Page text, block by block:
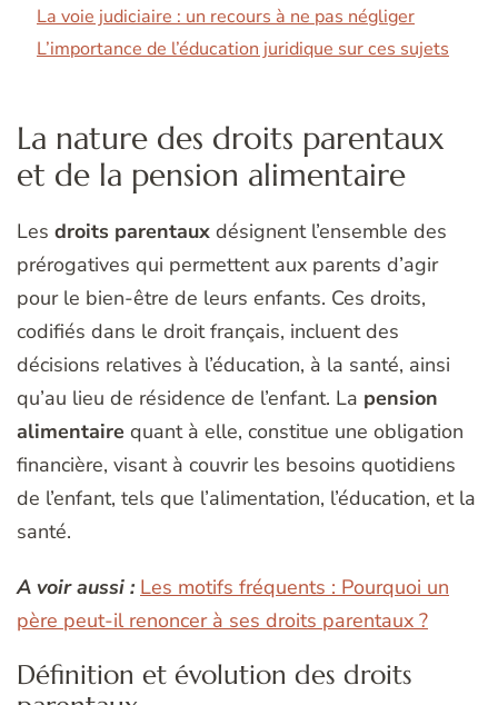
La voie judiciaire : un recours à ne pas négliger
L’importance de l’éducation juridique sur ces sujets
La nature des droits parentaux
et de la pension alimentaire
Les droits parentaux désignent l’ensemble des
prérogatives qui permettent aux parents d’agir
pour le bien-être de leurs enfants. Ces droits,
codifiés dans le droit français, incluent des
décisions relatives à l’éducation, à la santé, ainsi
qu’au lieu de résidence de l’enfant. La pension
alimentaire quant à elle, constitue une obligation
financière, visant à couvrir les besoins quotidiens
de l’enfant, tels que l’alimentation, l’éducation, et la
santé.
A voir aussi : Les motifs fréquents : Pourquoi un
père peut-il renoncer à ses droits parentaux ?
Définition et évolution des droits